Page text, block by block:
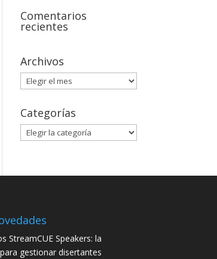
Comentarios
recientes
Archivos
Archivos
Categorías
Categorías
StreamCUE Speakers: la
gestionar disertantes